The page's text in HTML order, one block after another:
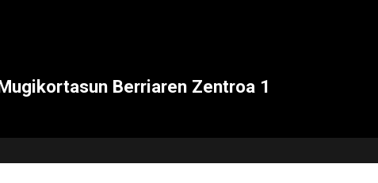
Berriaren Zentroa 1